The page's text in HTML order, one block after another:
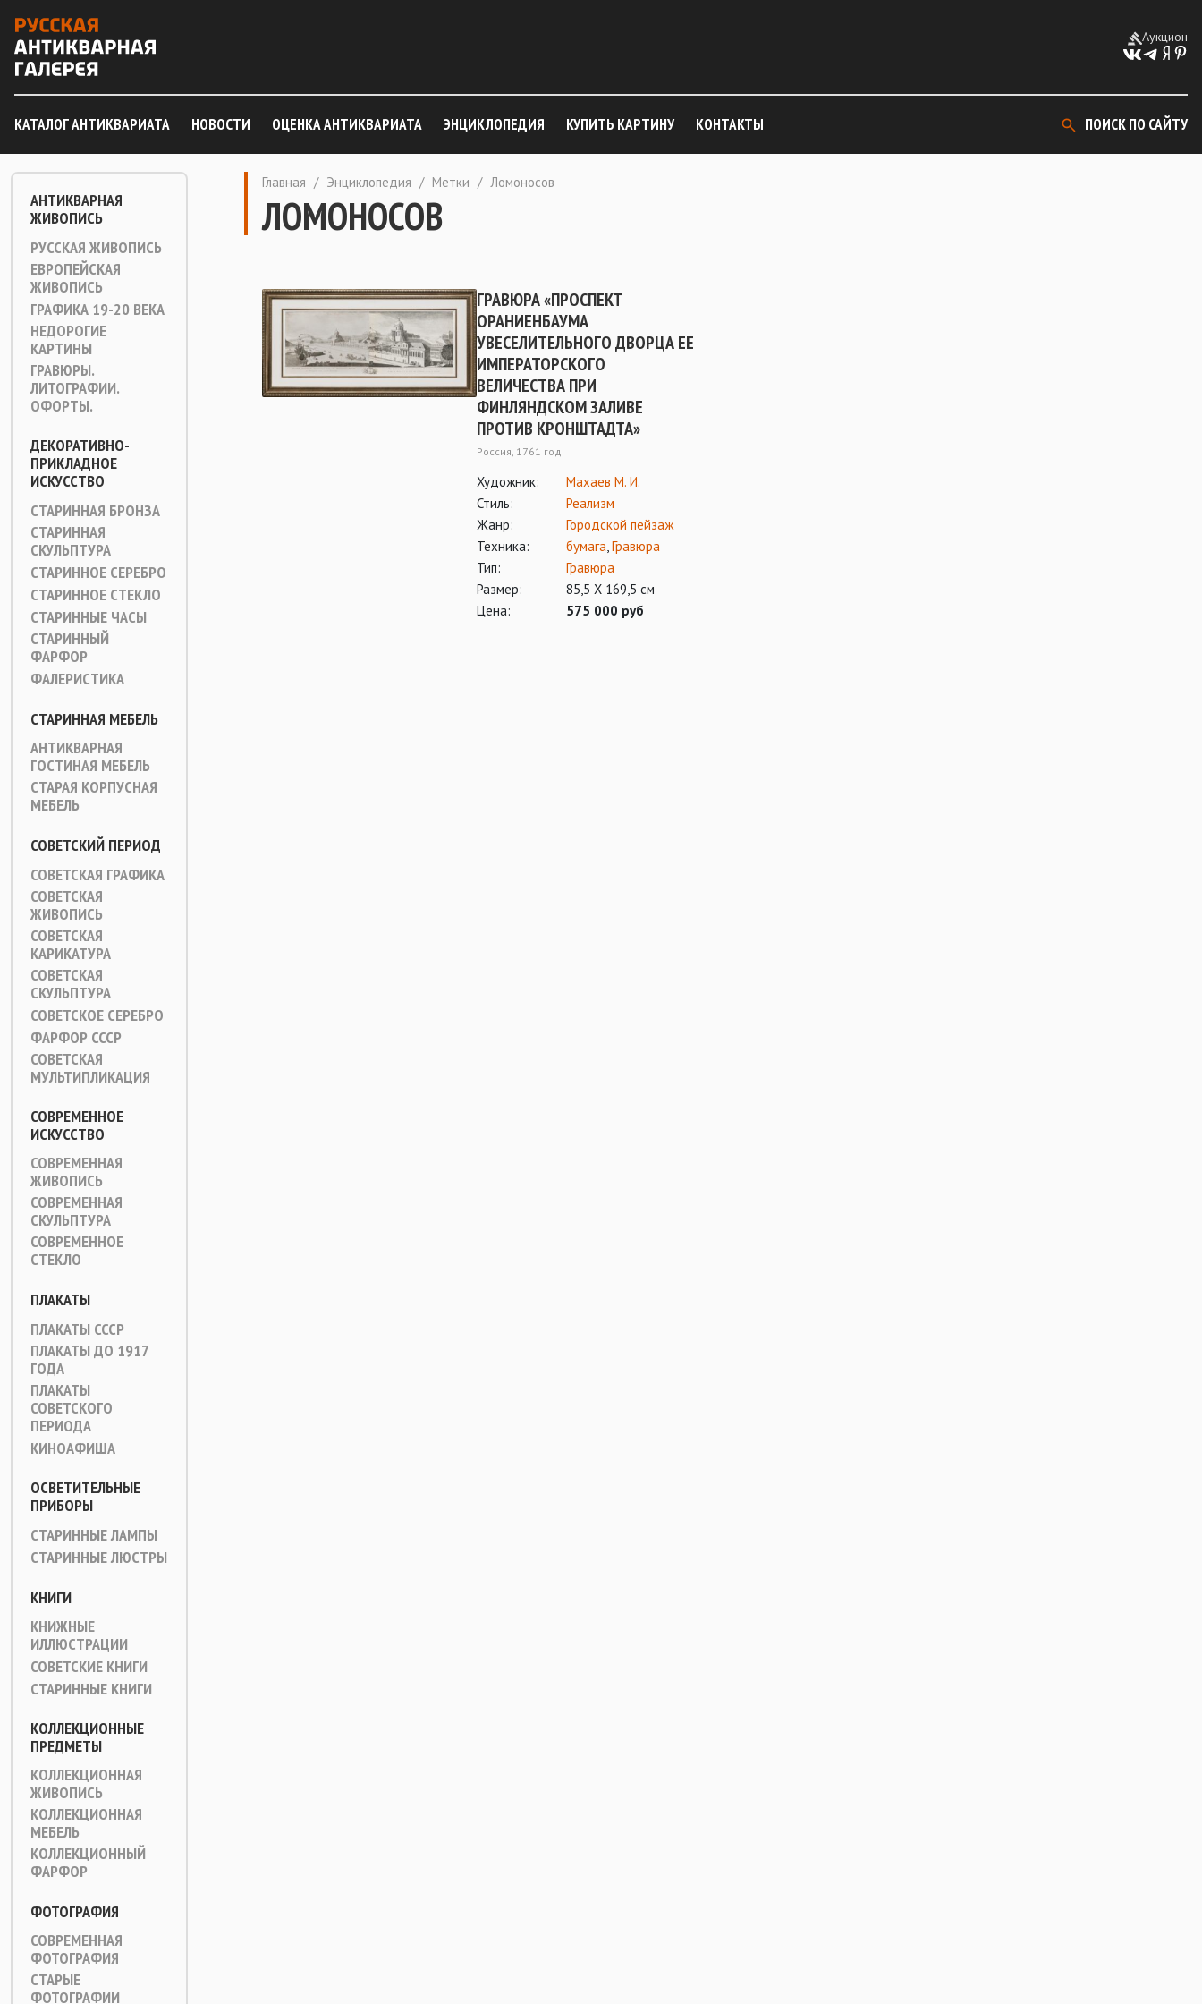
Аукцион
КАТАЛОГ АНТИКВАРИАТА НОВОСТИ ОЦЕНКА АНТИКВАРИАТА ЭНЦИКЛОПЕДИЯ КУПИТЬ КАРТИНУ КОНТАКТЫ ПОИСК ПО САЙТУ
АНТИКВАРНАЯ
ЖИВОПИСЬ
РУССКАЯ ЖИВОПИСЬ
ЕВРОПЕЙСКАЯ
ЖИВОПИСЬ
ГРАФИКА 19-20 ВЕКА
НЕДОРОГИЕ
КАРТИНЫ
ГРАВЮРЫ.
ЛИТОГРАФИИ.
ОФОРТЫ.
ДЕКОРАТИВНО-
ПРИКЛАДНОЕ
ИСКУССТВО
СТАРИННАЯ БРОНЗА
СТАРИННАЯ
СКУЛЬПТУРА
СТАРИННОЕ СЕРЕБРО
СТАРИННОЕ СТЕКЛО
СТАРИННЫЕ ЧАСЫ
СТАРИННЫЙ
ФАРФОР
ФАЛЕРИСТИКА
СТАРИННАЯ МЕБЕЛЬ
АНТИКВАРНАЯ
ГОСТИНАЯ МЕБЕЛЬ
СТАРАЯ КОРПУСНАЯ
МЕБЕЛЬ
СОВЕТСКИЙ ПЕРИОД
СОВЕТСКАЯ ГРАФИКА
СОВЕТСКАЯ
ЖИВОПИСЬ
СОВЕТСКАЯ
КАРИКАТУРА
СОВЕТСКАЯ
СКУЛЬПТУРА
СОВЕТСКОЕ СЕРЕБРО
ФАРФОР СССР
СОВЕТСКАЯ
МУЛЬТИПЛИКАЦИЯ
СОВРЕМЕННОЕ
ИСКУССТВО
СОВРЕМЕННАЯ
ЖИВОПИСЬ
СОВРЕМЕННАЯ
СКУЛЬПТУРА
СОВРЕМЕННОЕ
СТЕКЛО
ПЛАКАТЫ
ПЛАКАТЫ СССР
ПЛАКАТЫ ДО 1917
ГОДА
ПЛАКАТЫ
СОВЕТСКОГО
ПЕРИОДА
КИНОАФИША
ОСВЕТИТЕЛЬНЫЕ
ПРИБОРЫ
СТАРИННЫЕ ЛАМПЫ
СТАРИННЫЕ ЛЮСТРЫ
КНИГИ
КНИЖНЫЕ
ИЛЛЮСТРАЦИИ
СОВЕТСКИЕ КНИГИ
СТАРИННЫЕ КНИГИ
КОЛЛЕКЦИОННЫЕ
ПРЕДМЕТЫ
КОЛЛЕКЦИОННАЯ
ЖИВОПИСЬ
КОЛЛЕКЦИОННАЯ
МЕБЕЛЬ
КОЛЛЕКЦИОННЫЙ
ФАРФОР
ФОТОГРАФИЯ
СОВРЕМЕННАЯ
ФОТОГРАФИЯ
СТАРЫЕ
ФОТОГРАФИИ
Главная / Энциклопедия / Метки / Ломоносов
ЛОМОНОСОВ
ГРАВЮРА «ПРОСПЕКТ
ОРАНИЕНБАУМА
УВЕСЕЛИТЕЛЬНОГО ДВОРЦА ЕЕ
ИМПЕРАТОРСКОГО
ВЕЛИЧЕСТВА ПРИ
ФИНЛЯНДСКОМ ЗАЛИВЕ
ПРОТИВ КРОНШТАДТА»
Россия, 1761 год
Художник:
Махаев М. И.
Стиль:
Реализм
Жанр:
Городской пейзаж
Техника:
бумага,Гравюра
Тип:
Гравюра
Размер:
85,5 Х 169,5 см
Цена:
575 000 руб